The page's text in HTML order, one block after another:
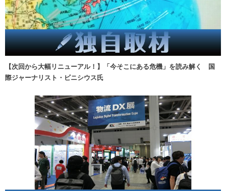
【次回から大幅リニューアル！】「今そこにある危機」を読み解く 国
際ジャーナリスト・ビニシウス氏